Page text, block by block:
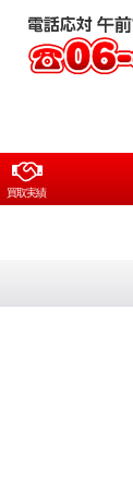
買取実績